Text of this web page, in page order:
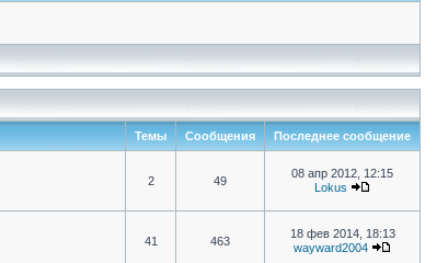
Темы Сообщения Последнее сообщение
2 49
08 апр 2012, 12:15
Lokus
41 463
18 фев 2014, 18:13
wayward2004